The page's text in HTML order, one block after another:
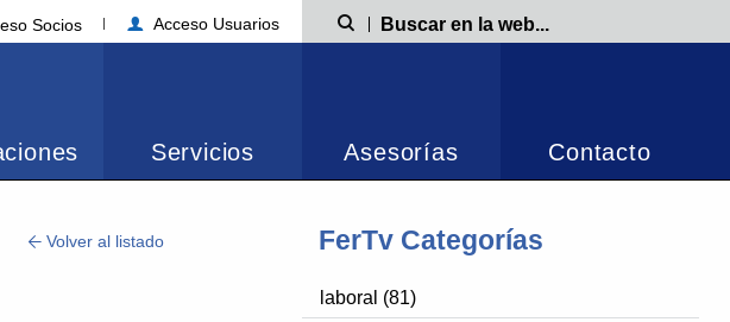
Socios Acceso Usuarios Búsqueda
Servicios Asesorías Contacto
FerTv Categorías
laboral (81)
Volver al listado